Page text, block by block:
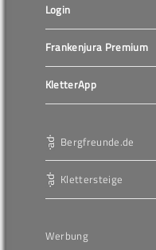
Login
Frankenjura Premium
KletterApp
Bergfreunde.de
Klettersteige
Werbung